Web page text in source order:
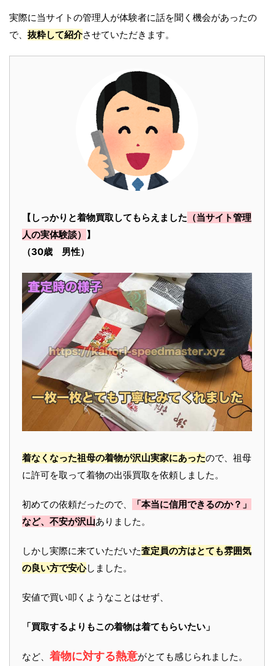
実際に当サイトの管理人が体験者に話を聞く機会があったの
で、 抜粋して紹介させていただきます。
【しっかりと着物買取してもらえました （当サイト管理
人の実体験談） 】
（30歳 男性）
着なくなった祖母の着物が沢山実家にあったので、祖母
に許可を取って着物の出張買取を依頼しました。
初めての依頼だったので、
「本当に信用できるのか？」
など、不安が沢山ありました。
しかし実際に来ていただいた査定員の方はとても雰囲気
の良い方で安心しました。
安値で買い叩くようなことはせず、
「買取するよりもこの着物は着てもらいたい」
など、 着物に対する熱意がとても感じられました。